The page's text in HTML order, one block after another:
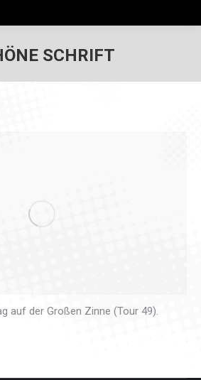
SCHRIFT
auf der Großen Zinne (Tour 49).